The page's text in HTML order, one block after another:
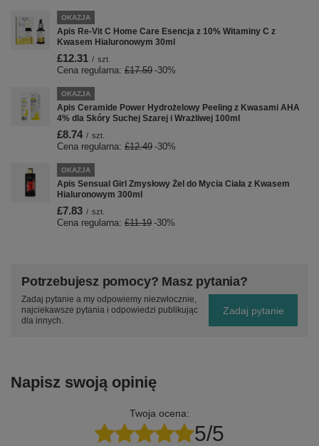
OKAZJA
Apis Re-Vit C Home Care Esencja z 10% Witaminy C z
Kwasem Hialuronowym 30ml
£12.31 / szt.
Cena regularna: £17.59 -30%
OKAZJA
Apis Ceramide Power Hydrożelowy Peeling z Kwasami AHA
4% dla Skóry Suchej Szarej i Wrażliwej 100ml
£8.74 / szt.
Cena regularna: £12.49 -30%
OKAZJA
Apis Sensual Girl Zmysłowy Żel do Mycia Ciała z Kwasem
Hialuronowym 300ml
£7.83 / szt.
Cena regularna: £11.19 -30%
Potrzebujesz pomocy? Masz pytania?
Zadaj pytanie a my odpowiemy niezwłocznie,
najciekawsze pytania i odpowiedzi publikując
dla innych.
Zadaj pytanie
Napisz swoją opinię
Twoja ocena:
5/5